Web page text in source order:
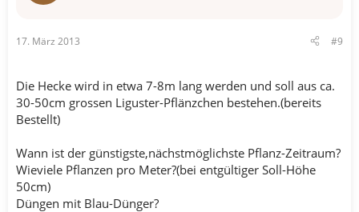
17. März 2013 #9
Die Hecke wird in etwa 7-8m lang werden und soll aus ca.
30-50cm grossen Liguster-Pflänzchen bestehen.(bereits
Bestellt)
Wann ist der günstigste,nächstmöglichste Pflanz-Zeitraum?
Wieviele Pflanzen pro Meter?(bei entgültiger Soll-Höhe
50cm)
Düngen mit Blau-Dünger?